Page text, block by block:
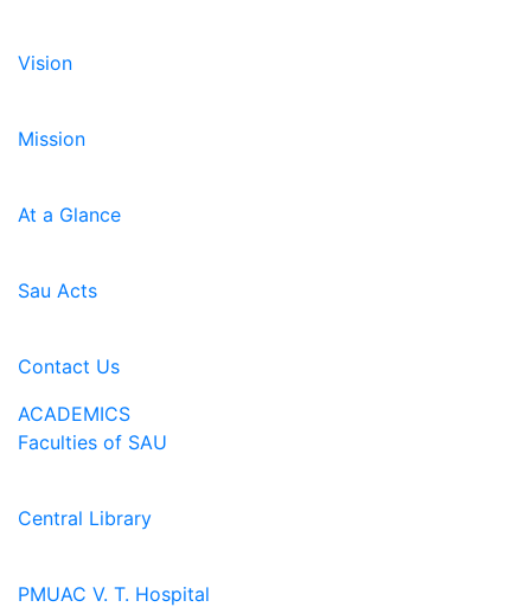
Vision
Mission
At a Glance
Sau Acts
Contact Us
ACADEMICS
Faculties of SAU
Central Library
PMUAC V. T. Hospital